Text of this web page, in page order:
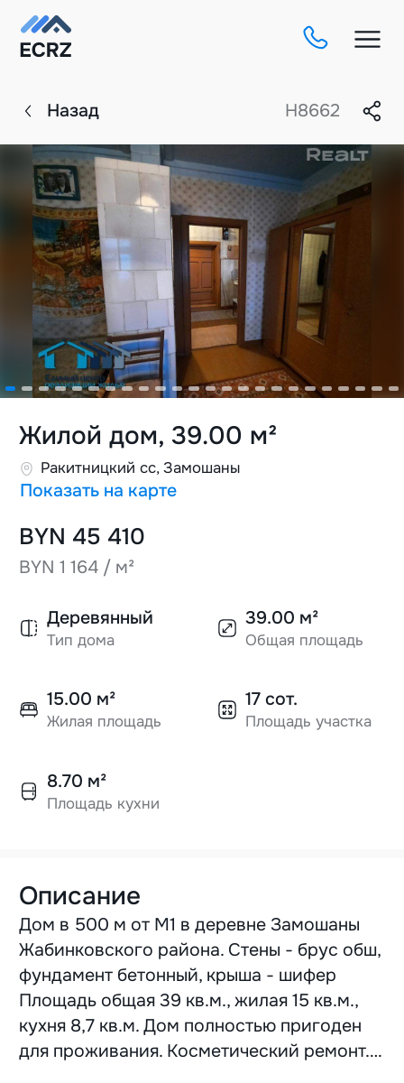
Назад H8662
Жилой дом, 39.00 м²
Ракитницкий cc, Замошаны
Показать на карте
BYN 45 410
BYN 1 164 / м²
Деревянный
Тип дома
39.00 м²
Общая площадь
15.00 м²
Жилая площадь
17 сот.
Площадь участка
8.70 м²
Площадь кухни
Описание
Дом в 500 м от М1 в деревне Замошаны
Жабинковского района. Стены - брус обш,
фундамент бетонный, крыша - шифер
Площадь общая 39 кв.м., жилая 15 кв.м.,
кухня 8,7 кв.м. Дом полностью пригоден
для проживания. Косметический ремонт.